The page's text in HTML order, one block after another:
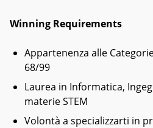
Winning Requirements
Appartenenza alle
68/99
Laurea in Informatica,
materie STEM
Volontà a specializzarti in